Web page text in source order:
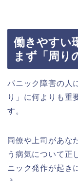
働きやすい
まず「周り
パニック障害の人
り」に何よりも重
す。
同僚や上司があな
う病気について正
ニック発作が起き